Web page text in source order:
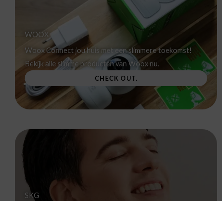
WOOX
Woox Connect jou huis met een slimmere toekomst!
Bekijk alle slimme producten van Woox nu.
CHECK OUT.
SKG